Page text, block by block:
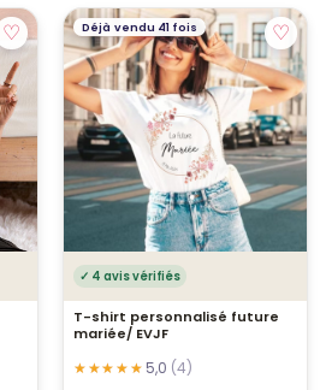
♡ Déjà vendu 41 fois ♡
✓ 4 avis vérifiés
T-shirt personnalisé future
mariée/ EVJF
5,0 (4)